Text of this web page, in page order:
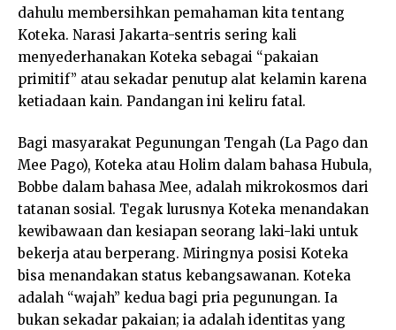
dahulu membersihkan pemahaman kita tentang
Koteka. Narasi Jakarta-sentris sering kali
menyederhanakan Koteka sebagai “pakaian
primitif” atau sekadar penutup alat kelamin karena
ketiadaan kain. Pandangan ini keliru fatal.
Bagi masyarakat Pegunungan Tengah (La Pago dan
Mee Pago), Koteka atau Holim dalam bahasa Hubula,
Bobbe dalam bahasa Mee, adalah mikrokosmos dari
tatanan sosial. Tegak lurusnya Koteka menandakan
kewibawaan dan kesiapan seorang laki-laki untuk
bekerja atau berperang. Miringnya posisi Koteka
bisa menandakan status kebangsawanan. Koteka
adalah “wajah” kedua bagi pria pegunungan. Ia
bukan sekadar pakaian; ia adalah identitas yang